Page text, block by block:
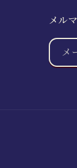
メル
メ